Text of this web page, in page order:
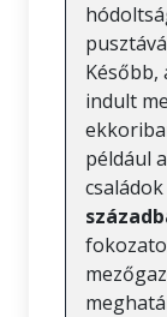
Később,
indult
például